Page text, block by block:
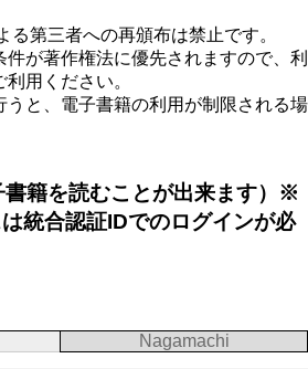
る第三者への再頒布は禁止です。
件が著作権法に優先されますので、利
用ください。
うと、電子書籍の利用が制限される場
籍を読むことが出来ます）※
統合認証IDでのログインが必
Nagamachi